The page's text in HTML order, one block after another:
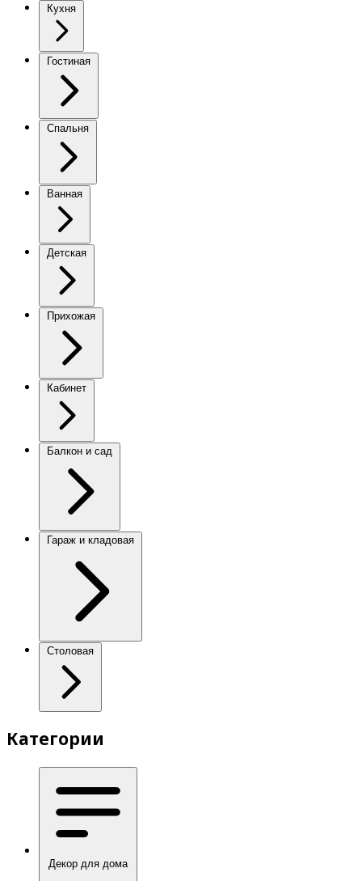
Кухня
Гостиная
Спальня
Ванная
Детская
Прихожая
Кабинет
Балкон и сад
Гараж и кладовая
Столовая
Категории
Декор для дома